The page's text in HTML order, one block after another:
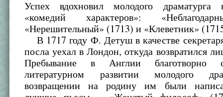
Успех вдохновил молодого драматурга
«комедий характеров»:
«Нерешительный» (1713) и «Клеветник»
В 1717 году Ф. Детуш в качестве
посла уехал в Лондон, откуда возвратился
Пребывание в Англии благотворно
литературном развитии молодого
возвращении на родину им были